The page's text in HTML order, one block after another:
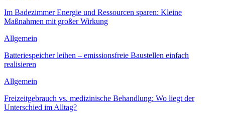
Im Badezimmer Energie und Ressourcen sparen: Kleine
Maßnahmen mit großer Wirkung
Allgemein
Batteriespeicher leihen – emissionsfreie Baustellen einfach
realisieren
Allgemein
Freizeitgebrauch vs. medizinische Behandlung: Wo liegt der
Unterschied im Alltag?